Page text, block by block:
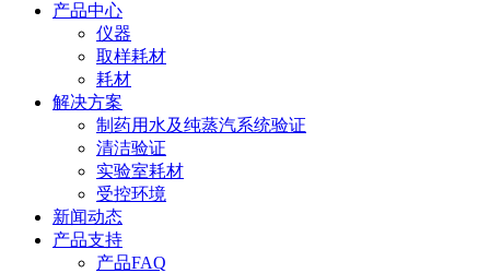
产品中心
仪器
取样耗材
耗材
解决方案
制药用水及纯蒸汽系统验证
清洁验证
实验室耗材
受控环境
新闻动态
产品支持
产品FAQ